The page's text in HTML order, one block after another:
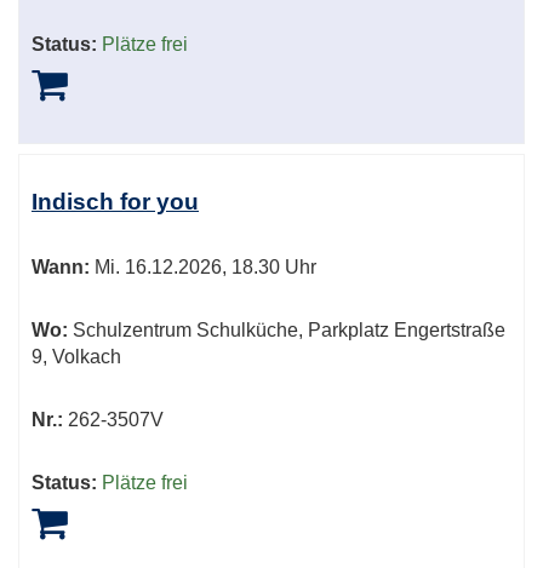
Status: Plätze frei
Indisch for you
Wann: Mi. 16.12.2026, 18.30 Uhr
Wo: Schulzentrum Schulküche, Parkplatz Engertstraße
9, Volkach
Nr.: 262-3507V
Status: Plätze frei